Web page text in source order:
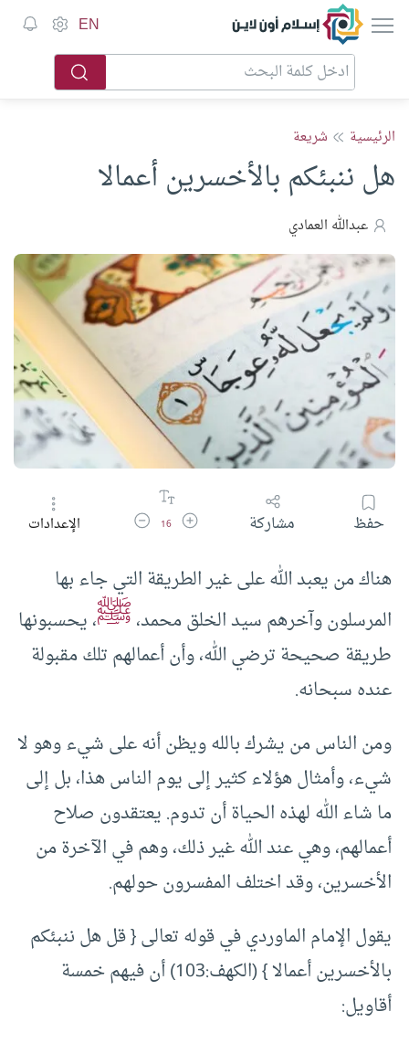
إسلام أون لاين EN
الرئيسية شريعة
هل ننبئكم بالأخسرين أعمالا
عبدالله العمادي
حفظ مشاركة زيادة حجم الخط
16 تقليل حجم الخطالإعدادات
هناك من يعبد الله على غير الطريقة التي جاء بها
المرسلون وآخرهم سيد الخلق محمد،ﷺ، يحسبونها
طريقة صحيحة ترضي الله، وأن أعمالهم تلك مقبولة
عنده سبحانه.
ومن الناس من يشرك بالله ويظن أنه على شيء وهو لا
شيء، وأمثال هؤلاء كثير إلى يوم الناس هذا، بل إلى
ما شاء الله لهذه الحياة أن تدوم. يعتقدون صلاح
أعمالهم، وهي عند الله غير ذلك، وهم في الآخرة من
الأخسرين، وقد اختلف المفسرون حولهم.
يقول الإمام الماوردي في قوله تعالى { قل هل ننبئكم
بالأخسرين أعمالا } (الكهف:103) أن فيهم خمسة
أقاويل: